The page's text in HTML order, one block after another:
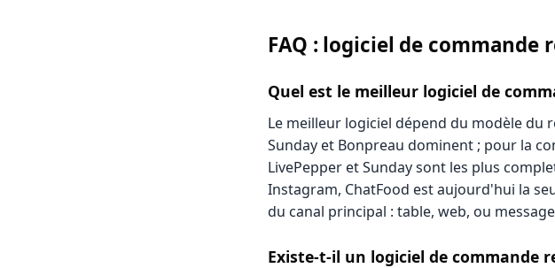
FAQ : logiciel de commande
Quel est le meilleur logiciel de
Le meilleur logiciel dépend du modèle du
Sunday et Bonpreau dominent ; pour la
LivePepper et Sunday sont les plus
Instagram, ChatFood est aujourd'hui la
du canal principal : table, web, ou
Existe-t-il un logiciel de commande